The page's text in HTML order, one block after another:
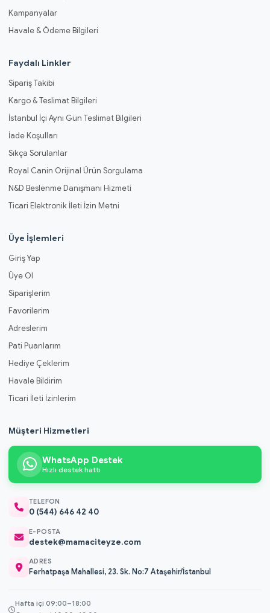
Kampanyalar
Havale & Ödeme Bilgileri
Faydalı Linkler
Sipariş Takibi
Kargo & Teslimat Bilgileri
İstanbul İçi Aynı Gün Teslimat Bilgileri
İade Koşulları
Sıkça Sorulanlar
Royal Canin Orijinal Ürün Sorgulama
N&D Beslenme Danışmanı Hizmeti
Ticari Elektronik İleti İzin Metni
Üye İşlemleri
Giriş Yap
Üye Ol
Siparişlerim
Favorilerim
Adreslerim
Pati Puanlarım
Hediye Çeklerim
Havale Bildirim
Ticari İleti İzinlerim
Müşteri Hizmetleri
WhatsApp Destek
Hızlı destek hattı
TELEFON
0 (544) 646 42 40
E-POSTA
destek@mamaciteyze.com
ADRES
Ferhatpaşa Mahallesi, 23. Sk. No:7 Ataşehir/İstanbul
Hafta içi 09:00–18:00